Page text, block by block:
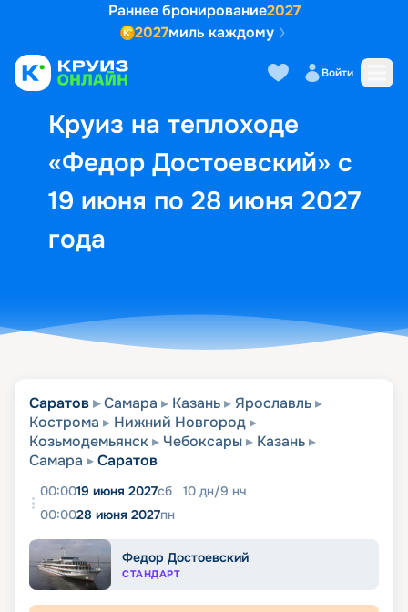
Раннее бронирование2027
2027миль каждому
Войти
Круиз на теплоходе
«Федор Достоевский» с
19 июня по 28 июня 2027
года
Выбор кают Маршрут и
Саратов Самара Казань
Ярославль
Кострома
Нижний Новгород
Козьмодемьянск
Чебоксары
Казань
Самара
Саратов
00:0019 июня 2027сб 10 дн/9 нч
00:0028 июня 2027пн
Федор Достоевский
СТАНДАРТ